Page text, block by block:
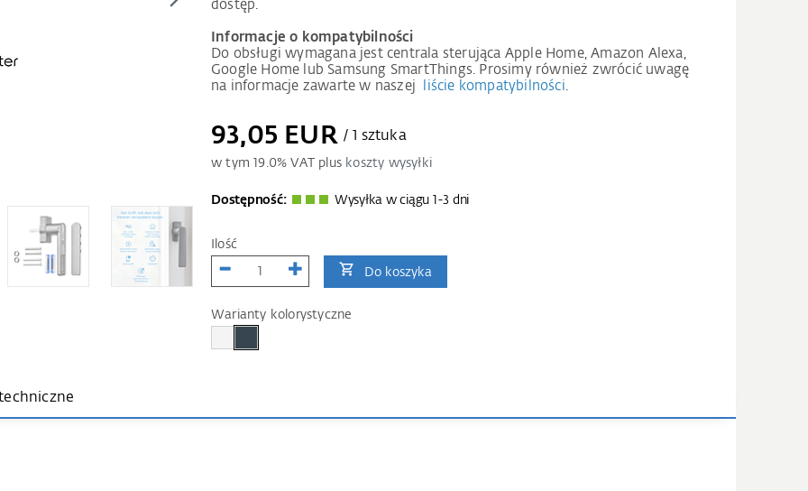
dostęp.
Informacje o kompatybilności
Do obsługi wymagana jest centrala sterująca Apple Home, Amazon Alexa,
Google Home lub Samsung SmartThings. Prosimy również zwrócić uwagę
na informacje zawarte w naszej
liście kompatybilności.
93,05 EUR / 1 sztuka
w tym 19.0% VAT plus koszty wysyłki
Dostępność: Wysyłka w ciągu 1-3 dni
Ilość
Do koszyka
Warianty kolorystyczne